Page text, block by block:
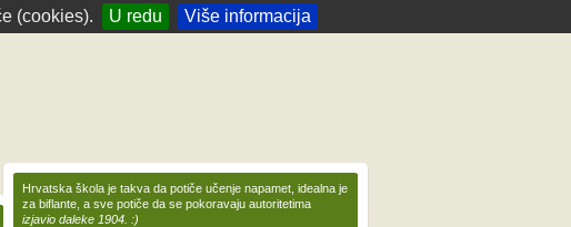
(cookies). U redu Više informacija
Hrvatska škola je takva da potiče učenje napamet, idealna je
za biflante, a sve potiče da se pokoravaju autoritetima
izjavio daleke 1904. :)